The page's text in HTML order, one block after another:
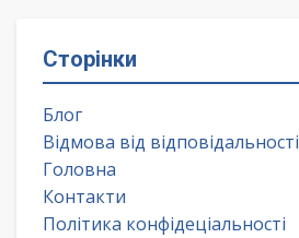
Сторінки
Блог
Відмова від відповідальності
Головна
Контакти
Політика конфідеціальності